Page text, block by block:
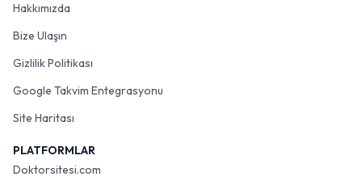
Hakkımızda
Bize Ulaşın
Gizlilik Politikası
Google Takvim Entegrasyonu
Site Haritası
PLATFORMLAR
Doktorsitesi.com